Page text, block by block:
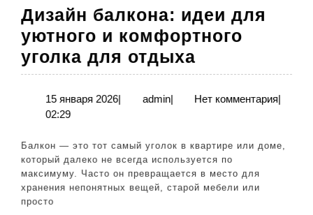
Дизайн балкона: идеи для
уютного и комфортного
уголка для отдыха
балкона:
идеи
уютного
и
15 января 202615
| adminadmin
| Нет комментария|
02:29
Балкон — это тот самый уголок в квартире или доме,
который далеко не всегда используется по
максимуму. Часто он превращается в место для
хранения непонятных вещей, старой мебели или
просто